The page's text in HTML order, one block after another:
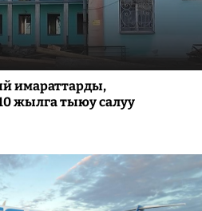
имараттарды,
жылга тыюу салуу